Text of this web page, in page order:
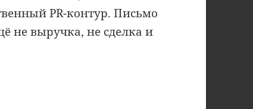
PR-контур. Письмо
не выручка, не сделка и